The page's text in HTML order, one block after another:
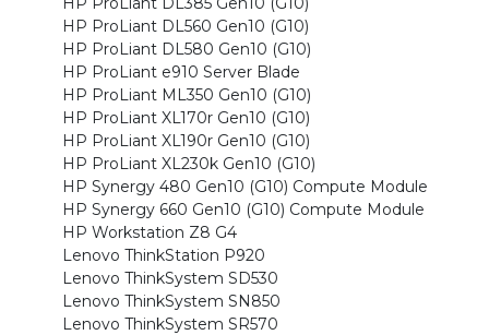
HP ProLiant DL560 Gen10 (G10)
HP ProLiant DL580 Gen10 (G10)
HP ProLiant e910 Server Blade
HP ProLiant ML350 Gen10 (G10)
HP ProLiant XL170r Gen10 (G10)
HP ProLiant XL190r Gen10 (G10)
HP ProLiant XL230k Gen10 (G10)
HP Synergy 480 Gen10 (G10) Compute Module
HP Synergy 660 Gen10 (G10) Compute Module
HP Workstation Z8 G4
Lenovo ThinkStation P920
Lenovo ThinkSystem SD530
Lenovo ThinkSystem SN850
Lenovo ThinkSystem SR570